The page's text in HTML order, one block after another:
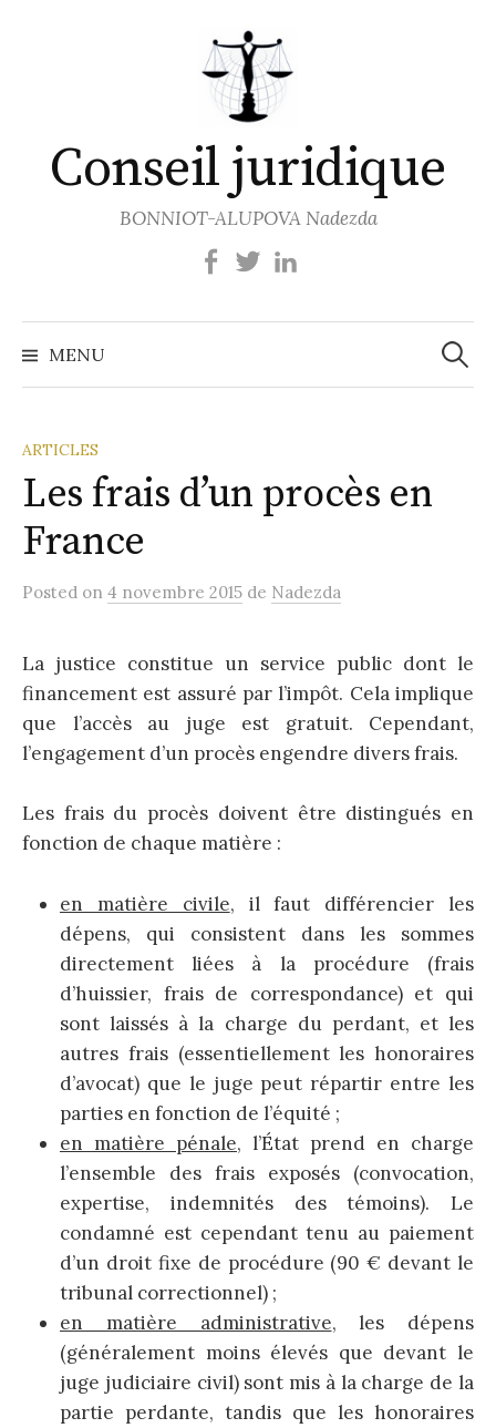
Conseil juridique
BONNIOT-ALUPOVA Nadezda
MENU
ARTICLES
Les frais d’un procès en
France
Posted on 4 novembre 2015 de Nadezda
La justice constitue un service public dont le
financement est assuré par l’impôt. Cela implique
que l’accès au juge est gratuit. Cependant,
l’engagement d’un procès engendre divers frais.
Les frais du procès doivent être distingués en
fonction de chaque matière :
en matière civile, il faut différencier les
dépens, qui consistent dans les sommes
directement liées à la procédure (frais
d’huissier, frais de correspondance) et qui
sont laissés à la charge du perdant, et les
autres frais (essentiellement les honoraires
d’avocat) que le juge peut répartir entre les
parties en fonction de l’équité ;
en matière pénale, l’État prend en charge
l’ensemble des frais exposés (convocation,
expertise, indemnités des témoins). Le
condamné est cependant tenu au paiement
d’un droit fixe de procédure (90 € devant le
tribunal correctionnel) ;
en matière administrative, les dépens
(généralement moins élevés que devant le
juge judiciaire civil) sont mis à la charge de la
partie perdante, tandis que les honoraires